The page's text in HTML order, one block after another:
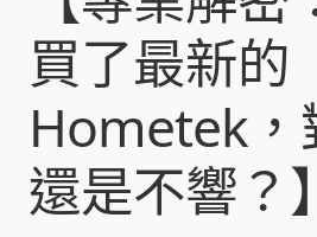
儀器設備
網路建置規劃維修-實績案
插卡計費
買了最新的
Hometek，
還是不響？】